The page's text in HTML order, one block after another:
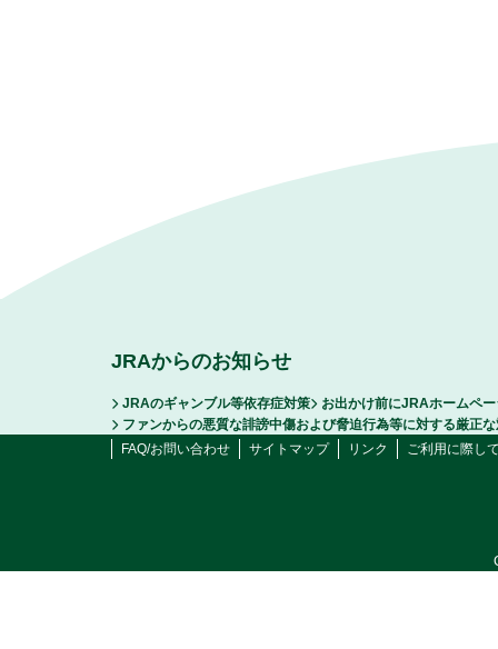
JRAからのお知らせ
JRAのギャンブル等依存症対策
お出かけ前にJRAホームペ
ファンからの悪質な誹謗中傷および脅迫行為等に対する厳正
FAQ/お問い合わせ
サイトマップ リンク ご利用に際し